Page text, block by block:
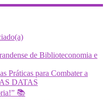
de Biblioteconomia e
Práticas para Combater a
DATAS
📚